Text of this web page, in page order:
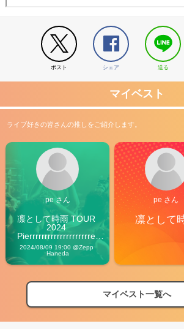
ポスト シェア 送る
マイベスト
ライブ好きの皆さんの推しをご紹介します。
pe さん
凛として時雨 TOUR
2024
Pierrrrrrrrrrrrrrrrrrrre
Vibes
2024/08/09 19:00 @Zepp
Haneda
pe さん
凛として
マイベスト一覧へ
【フェス特集2026】フェス情報はここから！
【ライブ動員ランキング】2026年上半期編発表！